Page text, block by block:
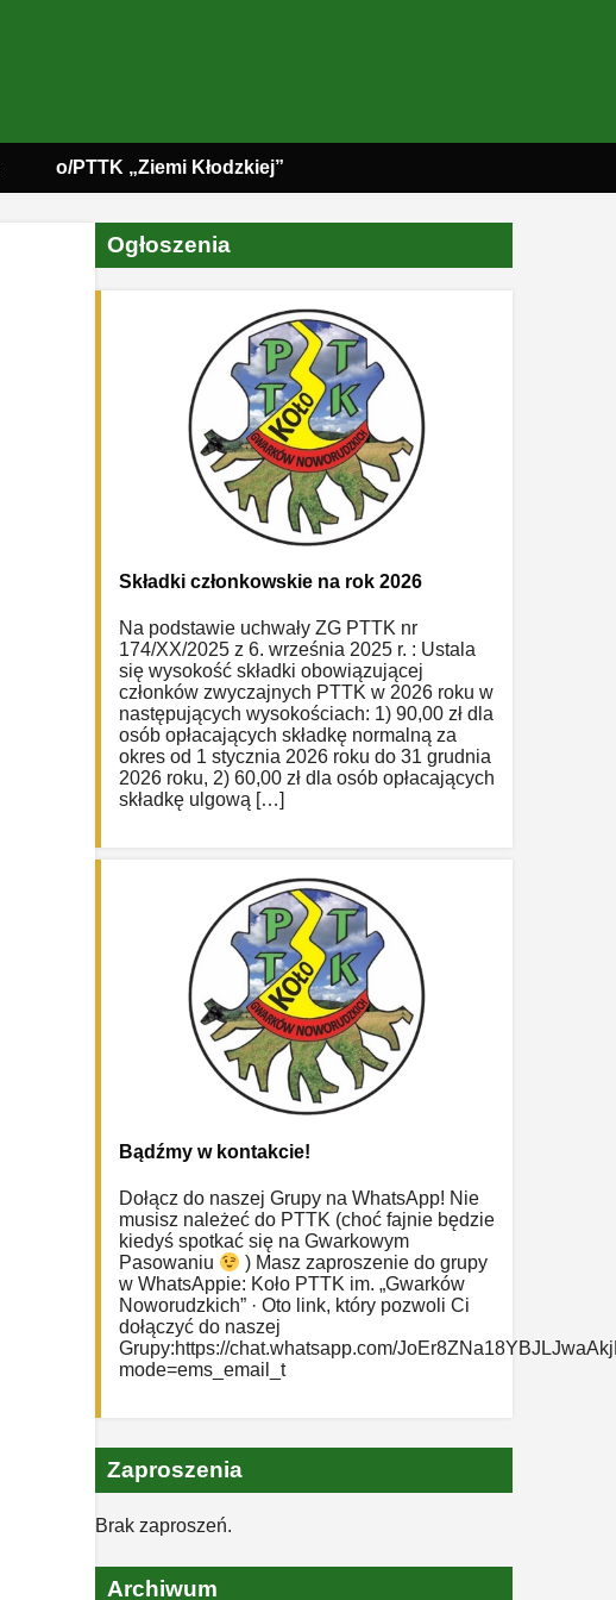
o/PTTK „Ziemi Kłodzkiej”
Ogłoszenia
Składki członkowskie na rok 2026
Na podstawie uchwały ZG PTTK nr
174/XX/2025 z 6. września 2025 r. : Ustala
się wysokość składki obowiązującej
członków zwyczajnych PTTK w 2026 roku w
następujących wysokościach: 1) 90,00 zł dla
osób opłacających składkę normalną za
okres od 1 stycznia 2026 roku do 31 grudnia
2026 roku, 2) 60,00 zł dla osób opłacających
składkę ulgową […]
Bądźmy w kontakcie!
Dołącz do naszej Grupy na WhatsApp! Nie
musisz należeć do PTTK (choć fajnie będzie
kiedyś spotkać się na Gwarkowym
Pasowaniu
) Masz zaproszenie do grupy
w WhatsAppie: ‎Koło PTTK im. „Gwarków
Noworudzkich” · Oto link, który pozwoli Ci
dołączyć do naszej
Grupy:https://chat.whatsapp.com/
mode=ems_email_t
Zaproszenia
Brak zaproszeń.
Archiwum